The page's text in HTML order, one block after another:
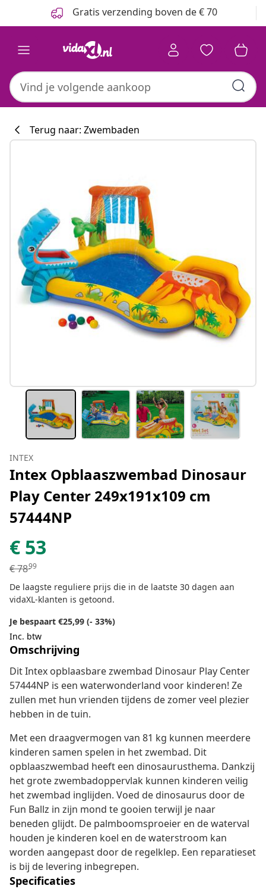
Gratis verzending boven de € 70
Terug naar: Zwembaden
INTEX
Intex Opblaaszwembad Dinosaur
Play Center 249x191x109 cm
57444NP
€ 53
€7899
De laagste reguliere prijs die in de laatste 30 dagen aan
vidaXL-klanten is getoond.
Je bespaart €25,99 (- 33%)
Inc. btw
Omschrijving
Dit Intex opblaasbare zwembad Dinosaur Play Center
57444NP is een waterwonderland voor kinderen! Ze
zullen met hun vrienden tijdens de zomer veel plezier
hebben in de tuin.
Met een draagvermogen van 81 kg kunnen meerdere
kinderen samen spelen in het zwembad. Dit
opblaaszwembad heeft een dinosaurusthema. Dankzij
het grote zwembadoppervlak kunnen kinderen veilig
het zwembad inglijden. Voed de dinosaurus door de
Fun Ballz in zijn mond te gooien terwijl je naar
beneden glijdt. De palmboomsproeier en de waterval
houden je kinderen koel en de waterstroom kan
worden aangepast door de regelklep. Een reparatieset
is bij de levering inbegrepen.
Specificaties